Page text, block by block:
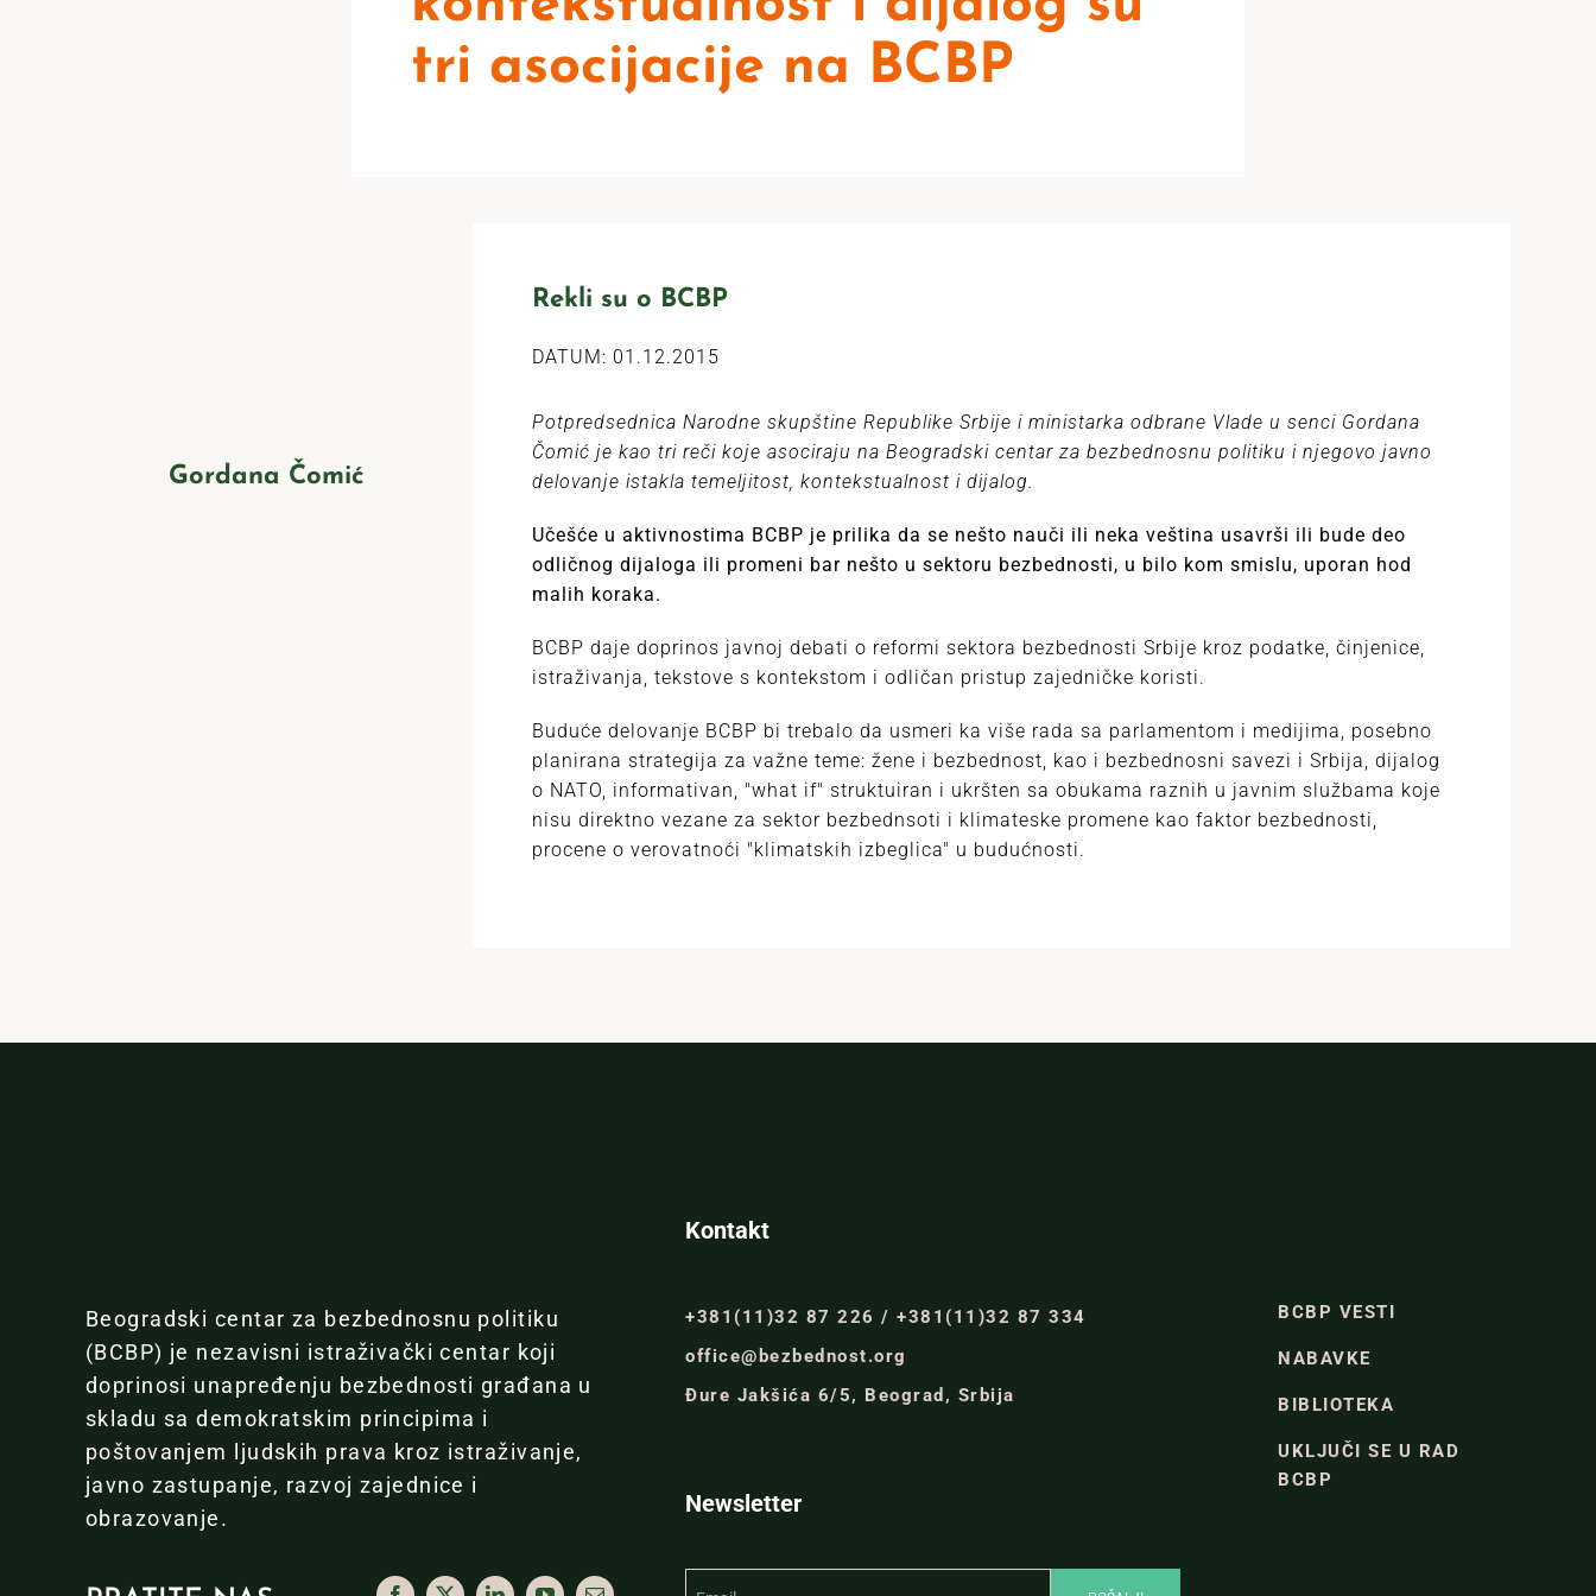
tri asocijacije na BCBP
Gordana Čomić
Rekli su o BCBP
DATUM: 01.12.2015
Potpredsednica Narodne skupštine Republike Srbije i ministarka odbrane Vlade u senci Gordana
Čomić je kao tri reči koje asociraju na Beogradski centar za bezbednosnu politiku i njegovo javno
delovanje istakla temeljitost, kontekstualnost i dijalog.
Učešće u aktivnostima BCBP je prilika da se nešto nauči ili neka veština usavrši ili bude deo
odličnog dijaloga ili promeni bar nešto u sektoru bezbednosti, u bilo kom smislu, uporan hod
malih koraka.
BCBP daje doprinos javnoj debati o reformi sektora bezbednosti Srbije kroz podatke, činjenice,
istraživanja, tekstove s kontekstom i odličan pristup zajedničke koristi.
Buduće delovanje BCBP bi trebalo da usmeri ka više rada sa parlamentom i medijima, posebno
planirana strategija za važne teme: žene i bezbednost, kao i bezbednosni savezi i Srbija, dijalog
o NATO, informativan, "what if" struktuiran i ukršten sa obukama raznih u javnim službama koje
nisu direktno vezane za sektor bezbednsoti i klimateske promene kao faktor bezbednosti,
procene o verovatnoći "klimatskih izbeglica" u budućnosti.
Beogradski centar za bezbednosnu politiku
(BCBP) je nezavisni istraživački centar koji
doprinosi unapređenju bezbednosti građana u
skladu sa demokratskim principima i
poštovanjem ljudskih prava kroz istraživanje,
javno zastupanje, razvoj zajednice i
obrazovanje.
Kontakt
+381(11)32 87 226 / +381(11)32 87 334
office@bezbednost.org
Đure Jakšića 6/5, Beograd, Srbija
Newsletter
BCBP VESTI
NABAVKE
BIBLIOTEKA
UKLJUČI SE U RAD
BCBP